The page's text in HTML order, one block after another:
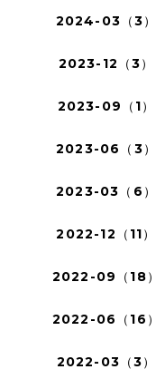
2024-03（3）
2023-12（3）
2023-09（1）
2023-06（3）
2023-03（6）
2022-12（11）
2022-09（18）
2022-06（16）
2022-03（3）